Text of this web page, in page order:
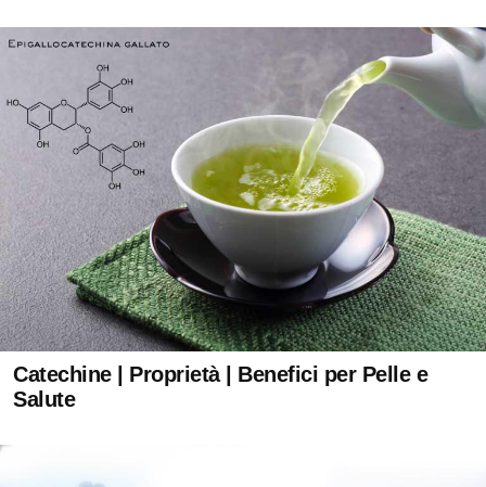
Catechine | Proprietà | Benefici per Pelle e
Salute